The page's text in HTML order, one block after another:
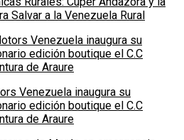
Salvar a la Venezuela Rural
Venezuela inaugura su
edición boutique el C.C
de Araure